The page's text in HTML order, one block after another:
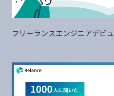
フリーランスエンジニアデビ